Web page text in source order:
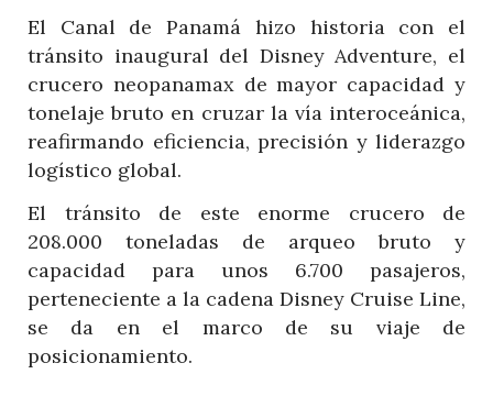
VISUAL
MAR
El Canal de Panamá hizo historia con el
tránsito inaugural del Disney Adventure, el
crucero neopanamax de mayor capacidad y
tonelaje bruto en cruzar la vía interoceánica,
reafirmando eficiencia, precisión y liderazgo
logístico global.
El tránsito de este enorme crucero de
208.000 toneladas de arqueo bruto y
capacidad para unos 6.700 pasajeros,
perteneciente a la cadena Disney Cruise Line,
se da en el marco de su viaje de
posicionamiento.